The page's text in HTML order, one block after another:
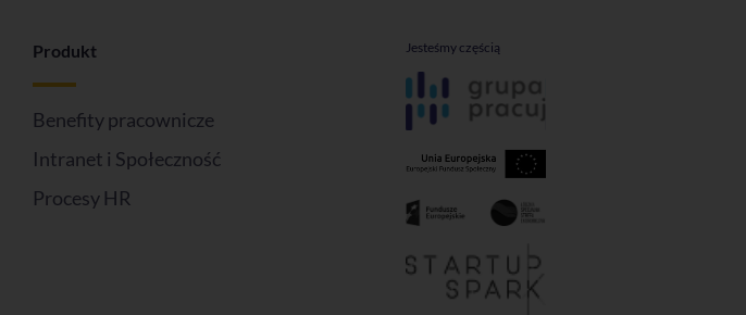
Produkt
Benefity pracownicze
Intranet i Społeczność
Procesy HR
Jesteśmy częścią